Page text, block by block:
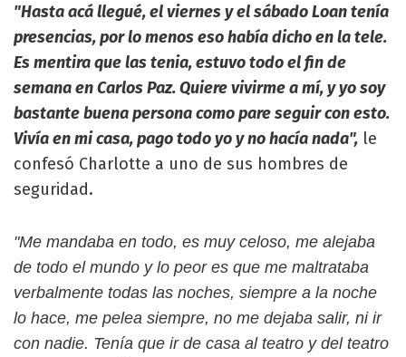
"Hasta acá llegué, el viernes y el sábado Loan tenía
presencias, por lo menos eso había dicho en la tele.
Es mentira que las tenia, estuvo todo el fin de
semana en Carlos Paz. Quiere vivirme a mí, y yo soy
bastante buena persona como pare seguir con esto.
Vivía en mi casa, pago todo yo y no hacía nada", le
confesó Charlotte a uno de sus hombres de
seguridad.
"Me mandaba en todo, es muy celoso, me alejaba
de todo el mundo y lo peor es que me maltrataba
verbalmente todas las noches, siempre a la noche
lo hace, me pelea siempre, no me dejaba salir, ni ir
con nadie. Tenía que ir de casa al teatro y del teatro